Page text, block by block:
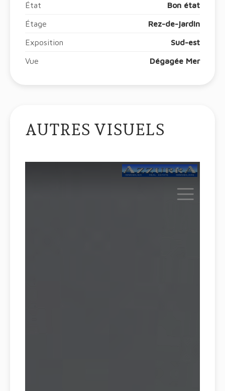
État Bon état
Étage Rez-de-jardin
Exposition Sud-est
Vue Dégagée Mer
AUTRES VISUELS